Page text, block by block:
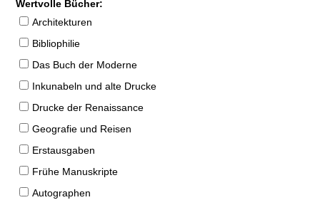
Wertvolle Bücher:
Architekturen
Bibliophilie
Das Buch der Moderne
Inkunabeln und alte Drucke
Drucke der Renaissance
Geografie und Reisen
Erstausgaben
Frühe Manuskripte
Autographen